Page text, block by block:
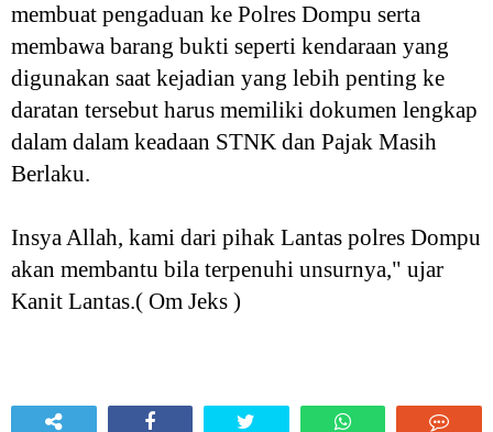
membuat pengaduan ke Polres Dompu serta
membawa barang bukti seperti kendaraan yang
digunakan saat kejadian yang lebih penting ke
daratan tersebut harus memiliki dokumen lengkap
dalam dalam keadaan STNK dan Pajak Masih
Berlaku.
Insya Allah, kami dari pihak Lantas polres Dompu
akan membantu bila terpenuhi unsurnya," ujar
Kanit Lantas.( Om Jeks )